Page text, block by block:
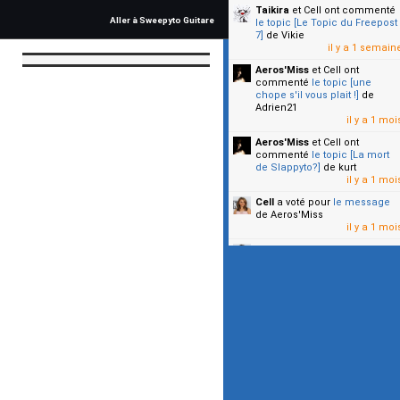
Aller à Sweepyto Guitare
Taikira et Cell ont commenté
le topic [Le Topic du Freepost
7] de Vikie
il y a 1
Aeros'Miss et Cell ont
commenté le topic [une
chope s'il vous plait !] de
Adrien21
il y a 1
Aeros'Miss et Cell ont
commenté le topic [La mort
de Slappyto?] de kurt
il y a 1
Cell a voté pour le message
de Aeros'Miss
il y a 1
Cella voté pourle message